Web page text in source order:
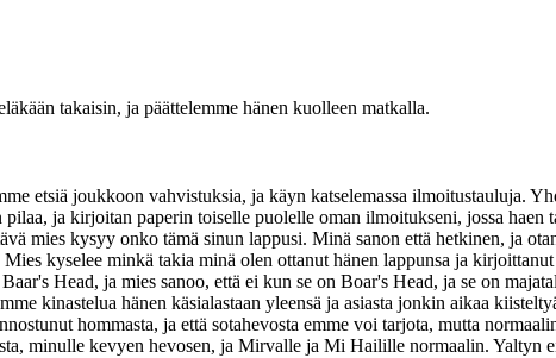
takaisin, ja päättelemme hänen kuolleen matkalla.
etsiä joukkoon vahvistuksia, ja käyn katselemassa ilmoitustauluja.
ja kirjoitan paperin toiselle puolelle oman ilmoitukseni, jossa
mies kysyy onko tämä sinun lappusi. Minä sanon että hetkinen, ja
kyselee minkä takia minä olen ottanut hänen lappunsa ja
Head, ja mies sanoo, että ei kun se on Boar's Head, ja se on
kinastelua hänen käsialastaan yleensä ja asiasta jonkin aikaa
hommasta, ja että sotahevosta emme voi tarjota, mutta
minulle kevyen hevosen, ja Mirvalle ja Mi Hailille normaalin. Yaltyn